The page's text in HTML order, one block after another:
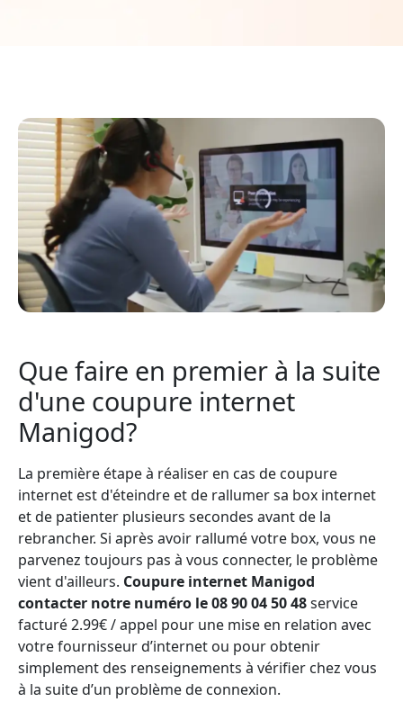
Que faire en premier à la suite
d'une coupure internet
Manigod?
La première étape à réaliser en cas de coupure
internet est d'éteindre et de rallumer sa box internet
et de patienter plusieurs secondes avant de la
rebrancher. Si après avoir rallumé votre box, vous ne
parvenez toujours pas à vous connecter, le problème
vient d'ailleurs. Coupure internet Manigod
contacter notre numéro le 08 90 04 50 48service
facturé 2.99€ / appel pour une mise en relation avec
votre fournisseur d’internet ou pour obtenir
simplement des renseignements à vérifier chez vous
à la suite d’un problème de connexion.